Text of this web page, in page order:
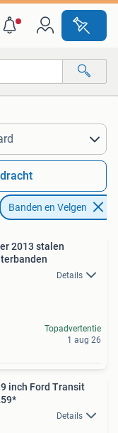
Banden en Velgen
2013 stalen
Details
Topadvertentie
1 aug 26
inch Ford Transit
Details